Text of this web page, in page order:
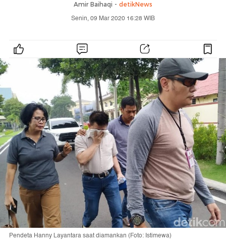
Amir Baihaqi - detikNews
Senin, 09 Mar 2020 16:28 WIB
Pendeta Hanny Layantara saat diamankan (Foto: Istimewa)